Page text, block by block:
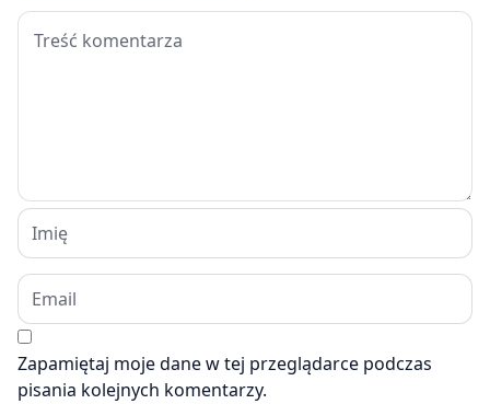
Zapamiętaj moje dane w tej przeglądarce podczas
pisania kolejnych komentarzy.